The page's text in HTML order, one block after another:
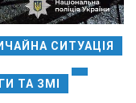
СИТУАЦІЯ
ТА ЗМІ